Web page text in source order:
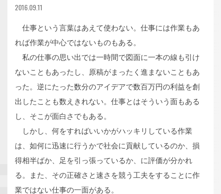
2016.09.11
仕事という言葉はあえて使わない。仕事には作業もあ
れば作業が中心ではないものもある。
私の仕事の思い出では一時間で図面に一本の線も引け
ないこともあったし、原稿がまったく進まないこともあ
った。逆にたった数分のアイデアで数百万円の利益を創
出したことも数えきれない。仕事とはそういう面もある
し、そこが面白さでもある。
しかし、何をすればいいかがハッキリしている作業
は、如何に迅速に行うかで社会に貢献しているのか、損
得相半ばか、足を引っ張っているか、に評価が分かれ
る。また、その正確さと速さを競う工夫をすることに作
業ではない仕事の一面がある。